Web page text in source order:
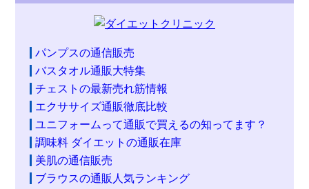
パンプスの通信販売
バスタオル通販大特集
チェストの最新売れ筋情報
エクササイズ通販徹底比較
ユニフォームって通販で買えるの知ってます？
調味料 ダイエットの通販在庫
美肌の通信販売
ブラウスの通販人気ランキング